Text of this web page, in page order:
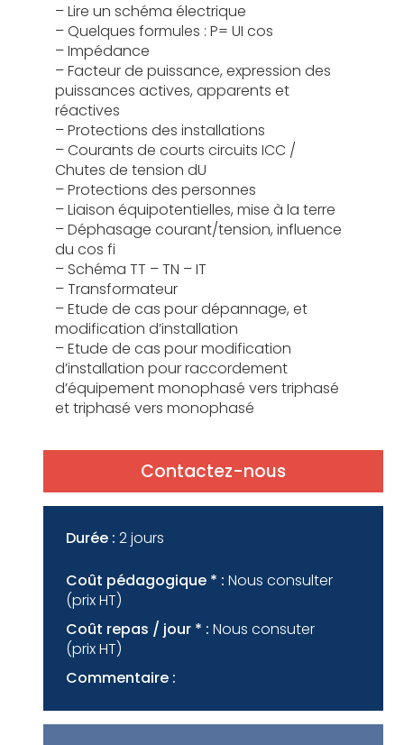
– Lire un schéma électrique
– Quelques formules : P= UI cos
– Impédance
– Facteur de puissance, expression des
puissances actives, apparents et
réactives
– Protections des installations
– Courants de courts circuits ICC /
Chutes de tension dU
– Protections des personnes
– Liaison équipotentielles, mise à la terre
– Déphasage courant/tension, influence
du cos fi
– Schéma TT – TN – IT
– Transformateur
– Etude de cas pour dépannage, et
modification d’installation
– Etude de cas pour modification
d’installation pour raccordement
d’équipement monophasé vers triphasé
et triphasé vers monophasé
Contactez-nous
Durée : 2 jours
Coût pédagogique * :Nous consulter
(prix HT)
Coût repas / jour * : Nous consuter
(prix HT)
Commentaire :